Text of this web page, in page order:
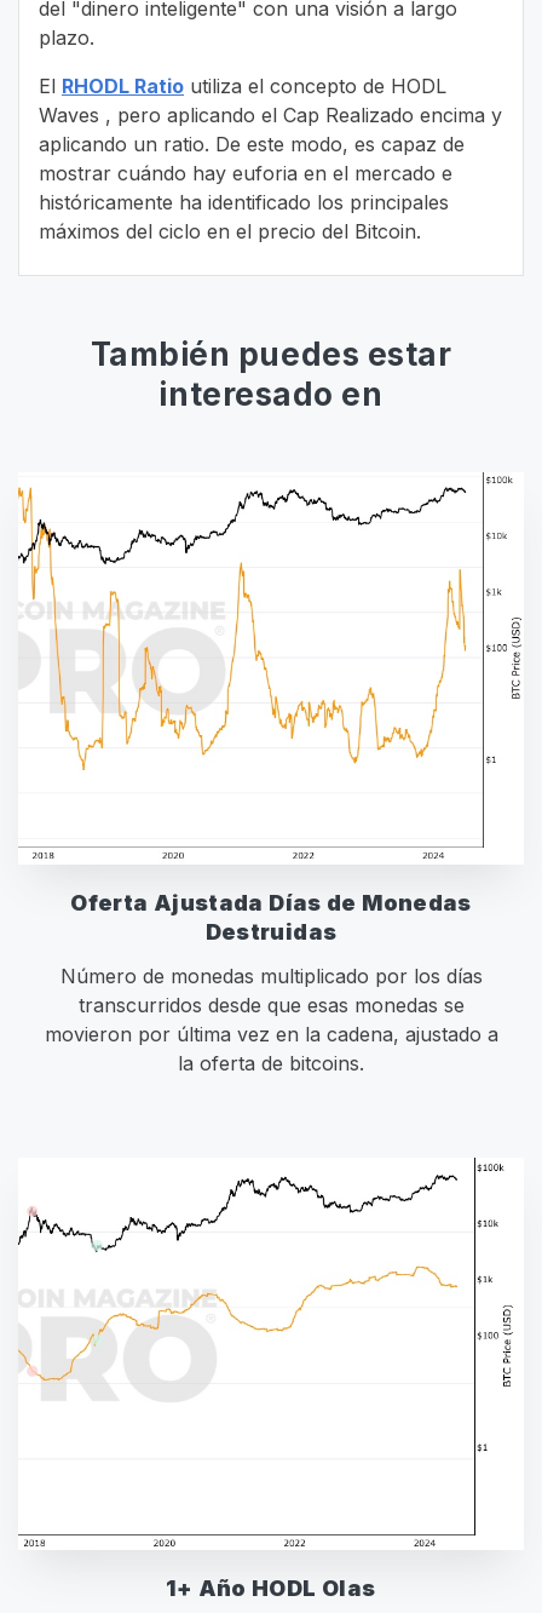
del "dinero inteligente" con una visión a largo
plazo.
El RHODL Ratio utiliza el concepto de HODL
Waves , pero aplicando el Cap Realizado encima y
aplicando un ratio. De este modo, es capaz de
mostrar cuándo hay euforia en el mercado e
históricamente ha identificado los principales
máximos del ciclo en el precio del Bitcoin.
También puedes estar
interesado en
Oferta Ajustada Días de Monedas
Destruidas
Número de monedas multiplicado por los días
transcurridos desde que esas monedas se
movieron por última vez en la cadena, ajustado a
la oferta de bitcoins.
1+ Año HODL Olas